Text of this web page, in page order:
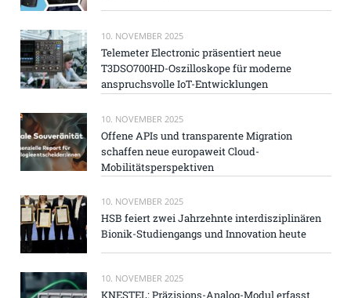
10. NOVEMBER 2025
Telemeter Electronic präsentiert neue
T3DSO700HD-Oszilloskope für moderne
anspruchsvolle IoT-Entwicklungen
10. NOVEMBER 2025
Offene APIs und transparente Migration
schaffen neue europaweit Cloud-
Mobilitätsperspektiven
10. NOVEMBER 2025
HSB feiert zwei Jahrzehnte interdisziplinären
Bionik-Studiengangs und Innovation heute
10. NOVEMBER 2025
KNESTEL: Präzisions-Analog-Modul erfasst